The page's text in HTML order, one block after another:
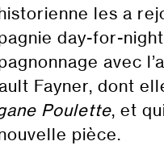
les a
day-for-
avec
Fayner, dont
Poulette, et
pièce.